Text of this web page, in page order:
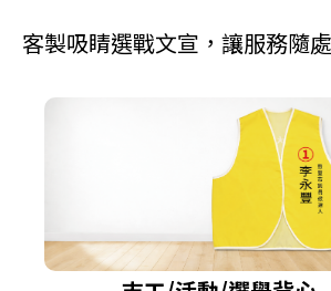
客製吸睛選戰文宣，讓服務隨